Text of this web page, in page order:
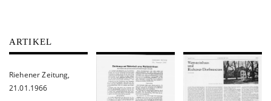
ARTIKEL
Riehener Zeitung,
21.01.1966